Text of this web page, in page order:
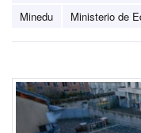
Minedu
Ministerio de